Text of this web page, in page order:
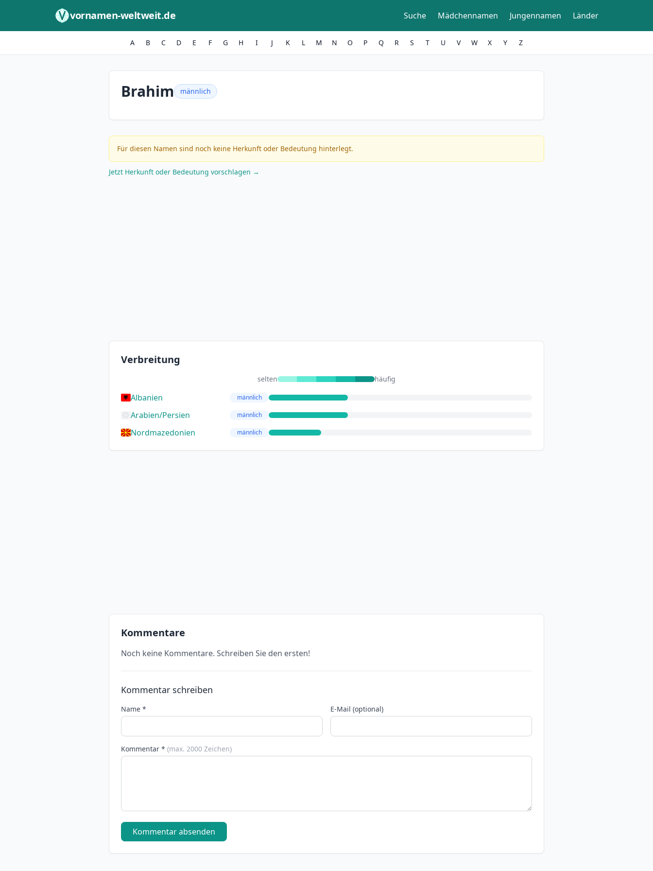
vornamen-weltweit.de Suche Mädchennamen Jungennamen Länder
A B C D E F G H I J K L M N O P Q R S T U V W X Y Z
Brahim männlich
Für diesen Namen sind noch keine Herkunft oder Bedeutung hinterlegt.
Jetzt Herkunft oder Bedeutung vorschlagen →
Verbreitung
selten häufig
Albanien männlich
Arabien/Persien männlich
Nordmazedonien männlich
Kommentare
Noch keine Kommentare. Schreiben Sie den ersten!
Kommentar schreiben
Name * E-Mail (optional)
Kommentar * (max. 2000 Zeichen)
Kommentar absenden